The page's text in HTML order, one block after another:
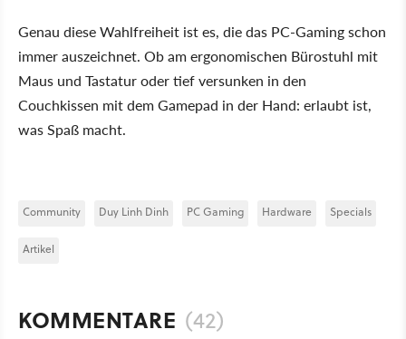
Genau diese Wahlfreiheit ist es, die das PC-Gaming schon
immer auszeichnet. Ob am ergonomischen Bürostuhl mit
Maus und Tastatur oder tief versunken in den
Couchkissen mit dem Gamepad in der Hand: erlaubt ist,
was Spaß macht.
Community Duy Linh Dinh PC Gaming Hardware Specials
Artikel
KOMMENTARE (42)